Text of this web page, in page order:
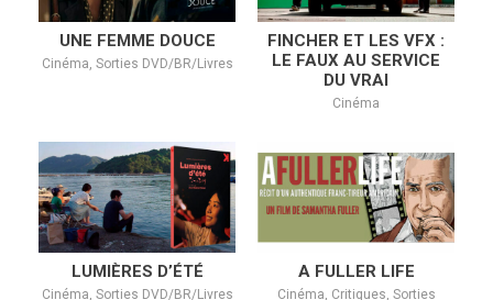
UNE FEMME DOUCE
Cinéma, Sorties DVD/BR/Livres
FINCHER ET LES VFX :
LE FAUX AU SERVICE
DU VRAI
Cinéma
LUMIÈRES D’ÉTÉ
Cinéma, Sorties DVD/BR/Livres
A FULLER LIFE
Cinéma, Critiques, Sorties